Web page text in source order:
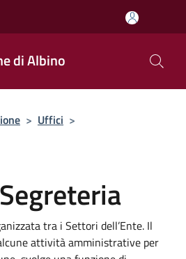
di Albino
> Uffici >
tra i Settori dell’Ente. Il
attività amministrative per